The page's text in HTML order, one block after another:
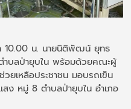
10.00 น. นายนิติพัฒน์ ยุทธ
ำบลป่ายุบใน พร้อมด้วยคณะผู้
ยเหลือประชาชน มอบรถเข็น
สง หมู่ 8 ตำบลป่ายุบใน อำเภอ